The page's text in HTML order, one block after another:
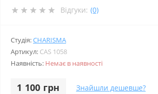
Відгуки: (0)
Студія:CHARISMA
Артикул: CAS 1058
Наявність: Немає в наявності
1 100 грн Знайшли дешевше?